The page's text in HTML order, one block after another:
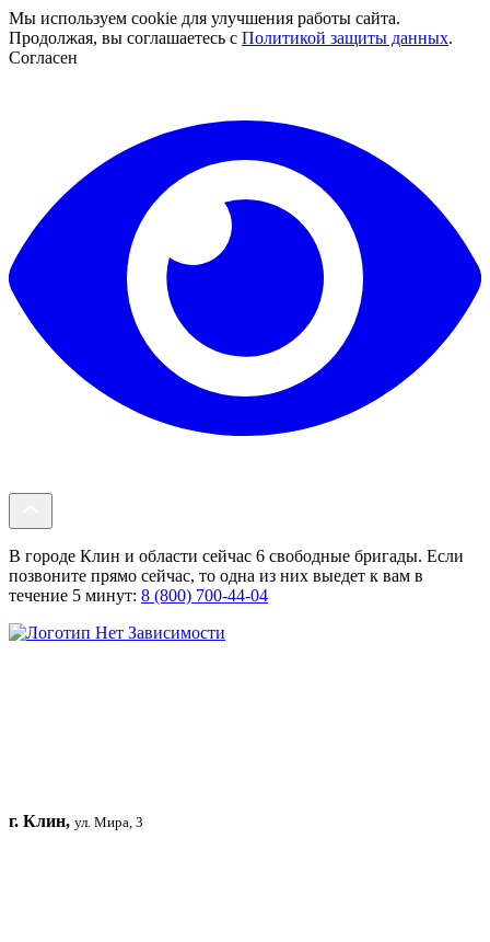
Мы используем cookie для улучшения работы сайта.
Продолжая, вы соглашаетесь с Политикой защиты данных.
Согласен
В городе Клин и области сейчас 6 свободные бригады. Если
позвоните прямо сейчас, то одна из них выедет к вам в
течение 5 минут: 8 (800) 700-44-04
г. Клин, ул. Мира, 3